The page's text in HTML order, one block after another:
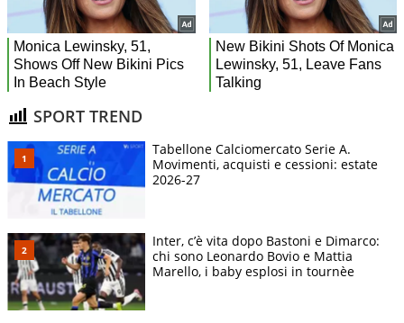
SPORT TREND
Tabellone Calciomercato Serie A.
Movimenti, acquisti e cessioni: estate
2026-27
Inter, c’è vita dopo Bastoni e Dimarco:
chi sono Leonardo Bovio e Mattia
Marello, i baby esplosi in tournèe